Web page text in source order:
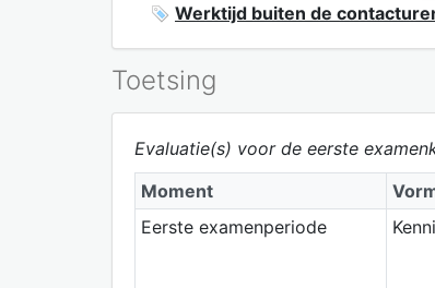
Werktijd buiten de
Toetsing
Evaluatie(s) voor de eerste
Moment
Eerste examenperiode